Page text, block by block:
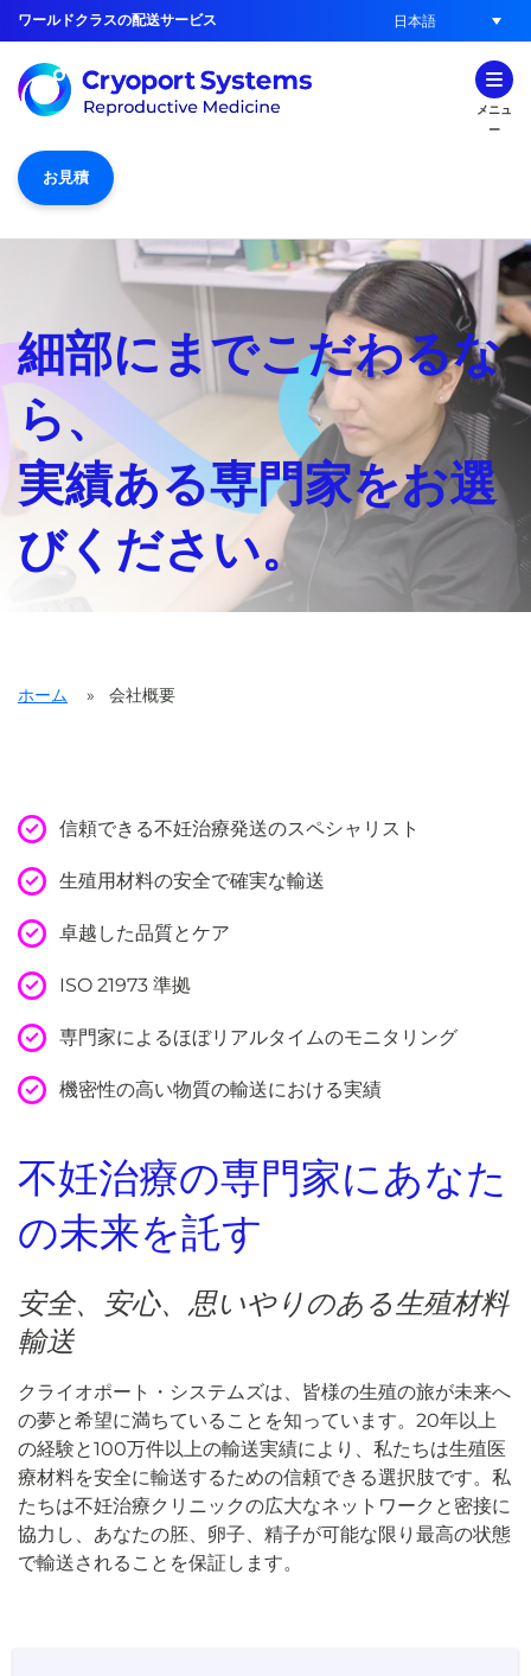
ワールドクラスの配送サービス 日本語
メニュ
ー
お見積
細部にまでこだわるな
ら、
実績ある専門家をお選
びください。
ホーム » 会社概要
信頼できる不妊治療発送のスペシャリスト
生殖用材料の安全で確実な輸送
卓越した品質とケア
ISO 21973 準拠
専門家によるほぼリアルタイムのモニタリング
機密性の高い物質の輸送における実績
不妊治療の専門家にあなた
の未来を託す
安全、安心、思いやりのある生殖材料
輸送
クライオポート・システムズは、皆様の生殖の旅が未来へ
の夢と希望に満ちていることを知っています。20年以上
の経験と100万件以上の輸送実績により、私たちは生殖医
療材料を安全に輸送するための信頼できる選択肢です。私
たちは不妊治療クリニックの広大なネットワークと密接に
協力し、あなたの胚、卵子、精子が可能な限り最高の状態
で輸送されることを保証します。